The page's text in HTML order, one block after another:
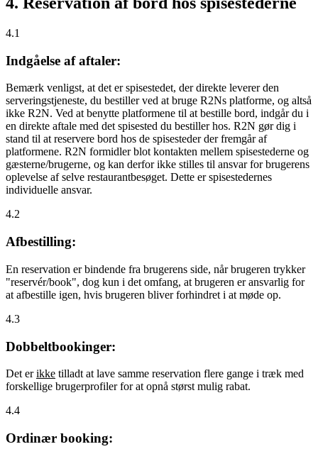
4.1
Indgåelse af aftaler:
Bemærk venligst, at det er spisestedet, der direkte leverer den
serveringstjeneste, du bestiller ved at bruge R2Ns platforme, og altså
ikke R2N. Ved at benytte platformene til at bestille bord, indgår du i
en direkte aftale med det spisested du bestiller hos. R2N gør dig i
stand til at reservere bord hos de spisesteder der fremgår af
platformene. R2N formidler blot kontakten mellem spisestederne og
gæsterne/brugerne, og kan derfor ikke stilles til ansvar for brugerens
oplevelse af selve restaurantbesøget. Dette er spisestedernes
individuelle ansvar.
4.2
Afbestilling:
En reservation er bindende fra brugerens side, når brugeren trykker
"reservér/book", dog kun i det omfang, at brugeren er ansvarlig for
at afbestille igen, hvis brugeren bliver forhindret i at møde op.
4.3
Dobbeltbookinger:
Det erikke tilladt at lave samme reservation flere gange i træk med
forskellige brugerprofiler for at opnå størst mulig rabat.
4.4
Ordinær booking: